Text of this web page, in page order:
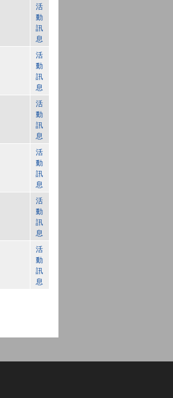
活
動
訊
息
活
動
訊
息
活
動
訊
息
活
動
訊
息
活
動
訊
息
活
動
訊
息